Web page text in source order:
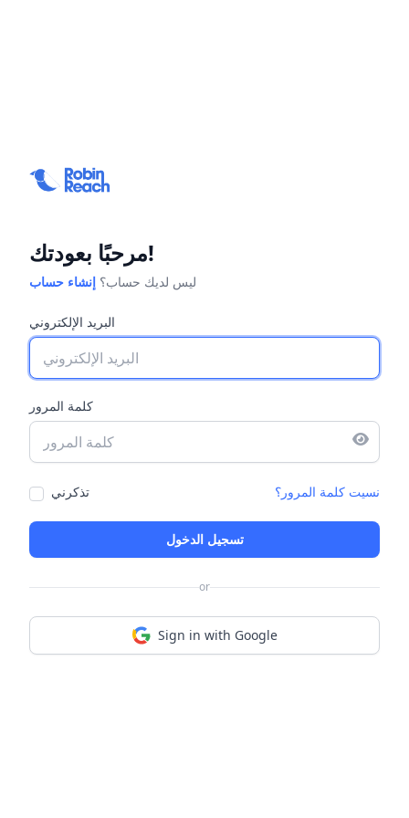
مرحبًا بعودتك!
ليس لديك حساب؟ إنشاء حساب
البريد الإلكتروني
كلمة المرور
تذكرني نسيت كلمة المرور؟
or
Sign in with Google